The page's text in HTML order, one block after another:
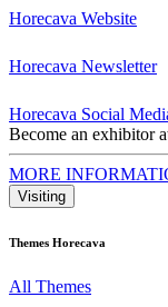
Horecava Website
Horecava Newsletter
Horecava Social
Become an exhibitor
MORE
Visiting
Themes Horecava
All Themes